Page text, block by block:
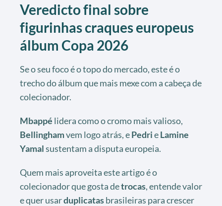
Veredicto final sobre
figurinhas craques europeus
álbum Copa 2026
Se o seu foco é o topo do mercado, este é o
trecho do álbum que mais mexe com a cabeça de
colecionador.
Mbappé lidera como o cromo mais valioso,
Bellinghamvem logo atrás, ePedrieLamine
Yamalsustentam a disputa europeia.
Quem mais aproveita este artigo é o
colecionador que gosta detrocas, entende valor
e quer usarduplicatasbrasileiras para crescer